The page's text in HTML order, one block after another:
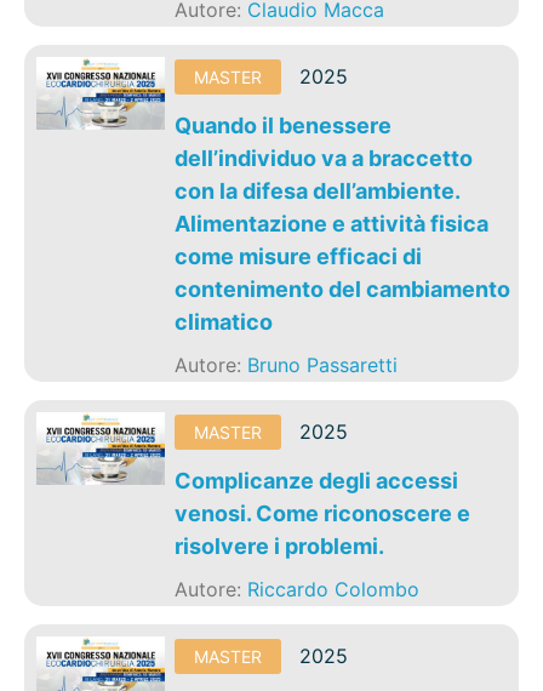
Autore: Claudio Macca
MASTER 2025
Quando il benessere
dell’individuo va a braccetto
con la difesa dell’ambiente.
Alimentazione e attività fisica
come misure efficaci di
contenimento del cambiamento
climatico
Autore: Bruno Passaretti
MASTER 2025
Complicanze degli accessi
venosi. Come riconoscere e
risolvere i problemi.
Autore: Riccardo Colombo
MASTER 2025